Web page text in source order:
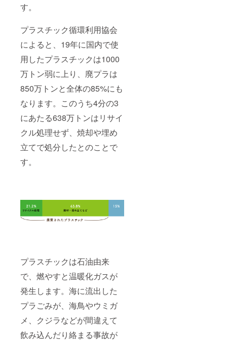
す。
プラスチック循環利用協会
によると、19年に国内で使
用したプラスチックは1000
万トン弱に上り、廃プラは
850万トンと全体の85%にも
なります。このうち4分の3
にあたる638万トンはリサイ
クル処理せず、焼却や埋め
立てで処分したとのことで
す。
プラスチックは石油由来
で、燃やすと温暖化ガスが
発生します。海に流出した
プラごみが、海鳥やウミガ
メ、クジラなどが間違えて
飲み込んだり絡まる事故が